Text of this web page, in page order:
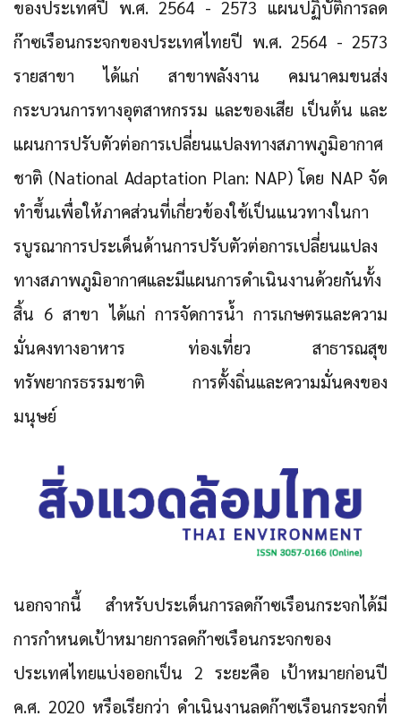
ของประเทศปี พ.ศ. 2564 - 2573 แผนปฏิบัติการลด
ก๊าซเรือนกระจกของประเทศไทยปี พ.ศ. 2564 - 2573
รายสาขา ได้แก่ สาขาพลังงาน คมนาคมขนส่ง
กระบวนการทางอุตสาหกรรม และของเสีย เป็นต้น และ
แผนการปรับตัวต่อการเปลี่ยนแปลงทางสภาพภูมิอากาศ
ชาติ (National Adaptation Plan: NAP) โดย NAP จัด
ทำขึ้นเพื่อให้ภาคส่วนที่เกี่ยวข้องใช้เป็นแนวทางในกา
รบูรณาการประเด็นด้านการปรับตัวต่อการเปลี่ยนแปลง
ทางสภาพภูมิอากาศและมีแผนการดำเนินงานด้วยกันทั้ง
สิ้น 6 สาขา ได้แก่ การจัดการน้ำ การเกษตรและความ
มั่นคงทางอาหาร ท่องเที่ยว สาธารณสุข
ทรัพยากรธรรมชาติ การตั้งถิ่นและความมั่นคงของ
มนุษย์
นอกจากนี้ สำหรับประเด็นการลดก๊าซเรือนกระจกได้มี
การกำหนดเป้าหมายการลดก๊าซเรือนกระจกของ
ประเทศไทยแบ่งออกเป็น 2 ระยะคือ เป้าหมายก่อนปี
ค.ศ. 2020 หรือเรียกว่า ดำเนินงานลดก๊าซเรือนกระจกที่